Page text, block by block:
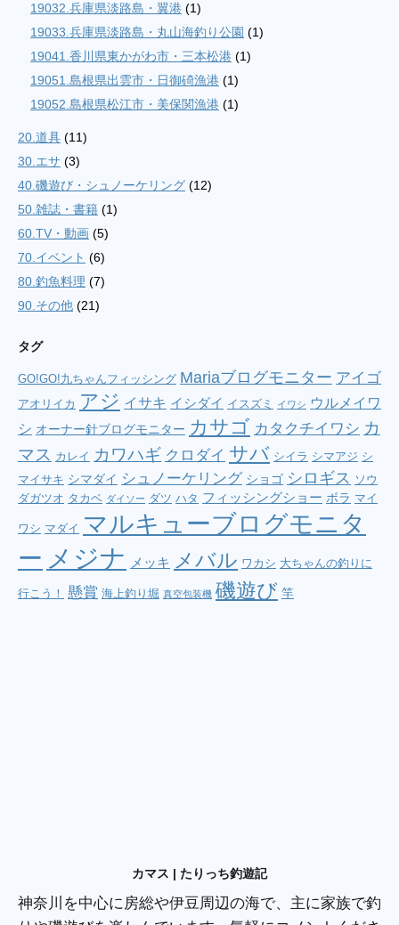
19032.兵庫県淡路島・翼港 (1)
19033.兵庫県淡路島・丸山海釣り公園 (1)
19041.香川県東かがわ市・三本松港 (1)
19051.島根県出雲市・日御碕漁港 (1)
19052.島根県松江市・美保関漁港 (1)
20.道具 (11)
30.エサ (3)
40.磯遊び・シュノーケリング (12)
50.雑誌・書籍 (1)
60.TV・動画 (5)
70.イベント (6)
80.釣魚料理 (7)
90.その他 (21)
タグ
GO!GO!九ちゃんフィッシング Mariaブログモニター アイゴ
アオリイカ アジ イサキ イシダイ イスズミ イワシ ウルメイワ
シ オーナー針ブログモニター カサゴ カタクチイワシ カ
マス カレイ カワハギ クロダイ サバ シイラ シマアジ シ
マイサキ シマダイ シュノーケリング ショゴ シロギス ソウ
ダガツオ タカベ ダイソー ダツ ハタ フィッシングショー ボラ マイ
ワシ マダイ マルキューブログモニタ
ー メジナ メッキ メバル ワカシ 大ちゃんの釣りに
行こう！ 懸賞 海上釣り堀 真空包装機 磯遊び 竿
カマス | たりっち釣遊記
神奈川を中心に房総や伊豆周辺の海で、主に家族で釣